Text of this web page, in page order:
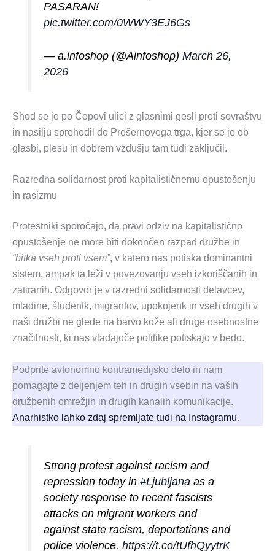
PASARAN!
pic.twitter.com/0WWY3EJ6Gs
— a.infoshop (@Ainfoshop)March 26,
2026
Shod se je po Čopovi ulici z glasnimi gesli proti sovraštvu
in nasilju sprehodil do Prešernovega trga, kjer se je ob
glasbi, plesu in dobrem vzdušju tam tudi zaključil.
Razredna solidarnost proti kapitalističnemu opustošenju
in rasizmu
Protestniki sporočajo, da pravi odziv na kapitalistično
opustošenje ne more biti dokončen razpad družbe in
“bitka vseh proti vsem”, v katero nas potiska dominantni
sistem, ampak ta leži v povezovanju vseh izkoriščanih in
zatiranih. Odgovor je v razredni solidarnosti delavcev,
mladine, študentk, migrantov, upokojenk in vseh drugih v
naši družbi ne glede na barvo kože ali druge osebnostne
značilnosti, ki nas vladajoče politike potiskajo v bedo.
Podprite avtonomno kontramedijsko delo in nam
pomagajte z deljenjem teh in drugih vsebin na vaših
družbenih omrežjih in drugih kanalih komunikacije.
Anarhistko lahko zdaj spremljate tudi na Instagramu.
Strong protest against racism and
repression today in#Ljubljana as a
society response to recent fascists
attacks on migrant workers and
against state racism, deportations and
police violence.https://t.co/tUfhQyytrK